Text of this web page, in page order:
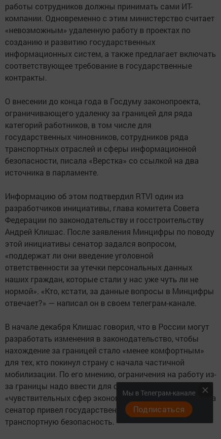
работы сотрудников должны принимать сами ИТ-
компании. Одновременно с этим министерство считает
«невозможным» удаленную работу в проектах по
созданию и развитию государственных
информационных систем, а также предлагает включать
соответствующее требование в государственные
контракты.
О внесении до конца года в Госдуму законопроекта,
ограничивающего удаленку за границей для ряда
категорий работников, в том числе для
государственных чиновников, сотрудников ряда
транспортных отраслей и сферы информационной
безопасности, писала «Верстка» со ссылкой на два
источника в парламенте.
Информацию об этом подтвердил RTVI один из
разработчиков инициативы, глава комитета Совета
Федерации по законодательству и госстроительству
Андрей Клишас. После заявления Минцифры по поводу
этой инициативы сенатор задался вопросом,
«поддержат ли они введение уголовной
ответственности за утечки персональных данных
наших граждан, которые стали у нас уже чуть ли не
нормой». «Кто, кстати, за данные вопросы в Минцифры
отвечает?» — написал он в своем телеграм-канале.
В начале декабря Клишас говорил, что в России могут
разработать изменения в законодательство, чтобы
нахождение за границей стало «менее комфортным»
для тех, кто покинул страну с начала частичной
мобилизации. По его мнению, ограничения на работу из-
за границы надо ввести для сотрудников
«чувствительных сфер экономики». В качестве примера
сенатор привел государственный сектор и
транспортную безопасность.
Мы в Телеграм-канале
Подписаться